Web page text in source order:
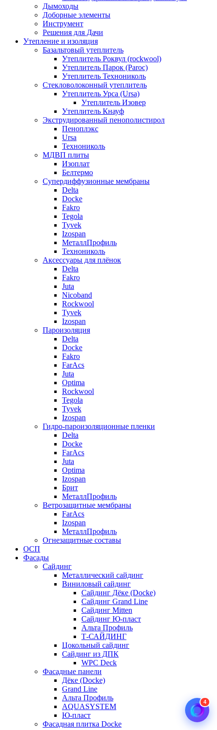
Дымоходы
Доборные элементы
Инструмент
Решения для Дачи
Утепление и изоляция
Базальтовый утеплитель
Утеплитель Роквул (rockwool)
Утеплитель Парок (Paroc)
Утеплитель Технониколь
Стекловолоконный утеплитель
Утеплитель Урса (Ursa)
Утеплитель Изовер
Утеплитель Кнауф
Экструдированный пенополистирол
Пеноплэкс
Ursa
Технониколь
МДВП плиты
Изоплат
Белтермо
Супердиффузионные мембраны
Delta
Docke
Fakro
Tegola
Tyvek
Izospan
МеталлПрофиль
Технониколь
Аксессуары для плёнок
Delta
Fakro
Juta
Nicoband
Rockwool
Tyvek
Izospan
Пароизоляция
Delta
Docke
Fakro
FarAcs
Juta
Optima
Rockwool
Tegola
Tyvek
Izospan
Гидро-пароизоляционные пленки
Delta
Docke
FarAcs
Juta
Optima
Izospan
Брит
МеталлПрофиль
Ветрозащитные мембраны
FarAcs
Izospan
МеталлПрофиль
Огнезащитные составы
ОСП
Фасады
Сайдинг
Металлический сайдинг
Виниловый сайдинг
Сайдинг Дёке (Docke)
Сайдинг Grand Line
Сайдинг Mitten
Сайдинг Ю-пласт
Альта Профиль
Т-САЙДИНГ
Цокольный сайдинг
Сайдинг из ДПК
WPC Deck
Фасадные панели
Дёке (Docke)
Grand Line
Альта Профиль
AQUASYSTEM
Ю-пласт
Фасадная плитка Docke
4